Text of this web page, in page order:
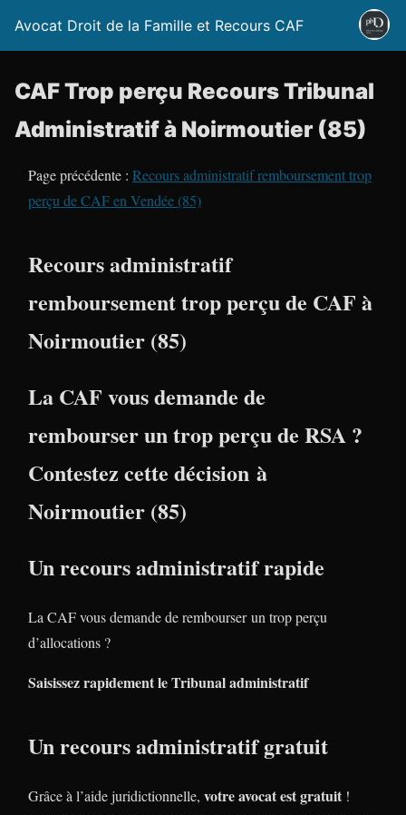
Avocat Droit de la Famille et Recours CAF
CAF Trop perçu Recours Tribunal
Administratif à Noirmoutier (85)
Page précédente : Recours administratif remboursement trop
perçu de CAF en Vendée (85)
Recours administratif
remboursement trop perçu de CAF à
Noirmoutier (85)
La CAF vous demande de
rembourser un trop perçu de RSA ?
Contestez cette décision à
Noirmoutier (85)
Un recours administratif rapide
La CAF vous demande de rembourser un trop perçu
d’allocations ?
Saisissez rapidement le Tribunal administratif
Un recours administratif gratuit
Grâce à l’aide juridictionnelle, votre avocat est gratuit !